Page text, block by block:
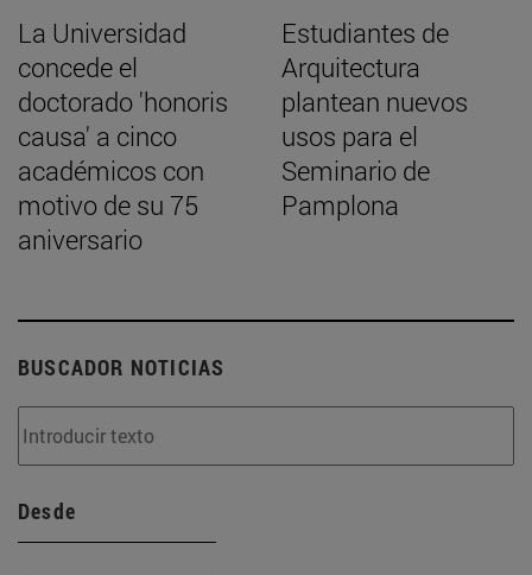
La Universidad
concede el
doctorado 'honoris
causa' a cinco
académicos con
motivo de su 75
aniversario
Estudiantes de
Arquitectura
plantean nuevos
usos para el
Seminario de
Pamplona
BUSCADOR NOTICIAS
Desde